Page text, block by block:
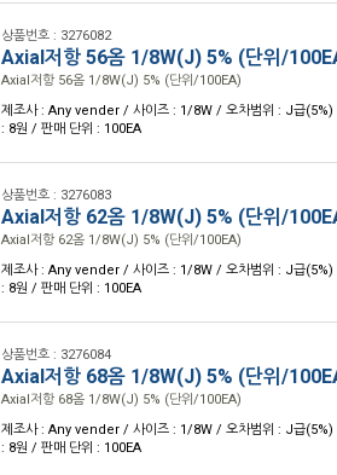
상품번호 : 3276082
Axial저항 56옴 1/8W(J) 5% (단위/
Axial저항 56옴 1/8W(J) 5% (단위/100EA)
제조사 : Any vender / 사이즈 : 1/8W / 오차범위 : J급(5%)
: 8원 / 판매 단위 : 100EA
상품번호 : 3276083
Axial저항 62옴 1/8W(J) 5% (단위/
Axial저항 62옴 1/8W(J) 5% (단위/100EA)
제조사 : Any vender / 사이즈 : 1/8W / 오차범위 : J급(5%)
: 8원 / 판매 단위 : 100EA
상품번호 : 3276084
Axial저항 68옴 1/8W(J) 5% (단위/
Axial저항 68옴 1/8W(J) 5% (단위/100EA)
제조사 : Any vender / 사이즈 : 1/8W / 오차범위 : J급(5%)
: 8원 / 판매 단위 : 100EA